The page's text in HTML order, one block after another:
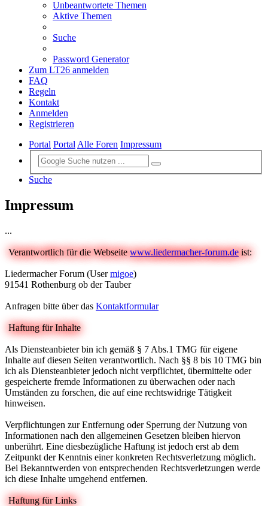
Unbeantwortete Themen
Aktive Themen
Suche
Password Generator
Zum LT26 anmelden
FAQ
Regeln
Kontakt
Anmelden
Registrieren
Portal PortalAlle Foren Impressum
Suche
Impressum
...
Verantwortlich für die Webseitewww.liedermacher-forum.deist:
Liedermacher Forum (Usermigoe)
91541 Rothenburg ob der Tauber
Anfragen bitte über das Kontaktformular
Haftung für Inhalte
Als Diensteanbieter bin ich gemäß § 7 Abs.1 TMG für eigene
Inhalte auf diesen Seiten verantwortlich. Nach §§ 8 bis 10 TMG bin
ich als Diensteanbieter jedoch nicht verpflichtet, übermittelte oder
gespeicherte fremde Informationen zu überwachen oder nach
Umständen zu forschen, die auf eine rechtswidrige Tätigkeit
hinweisen.
Verpflichtungen zur Entfernung oder Sperrung der Nutzung von
Informationen nach den allgemeinen Gesetzen bleiben hiervon
unberührt. Eine diesbezügliche Haftung ist jedoch erst ab dem
Zeitpunkt der Kenntnis einer konkreten Rechtsverletzung möglich.
Bei Bekanntwerden von entsprechenden Rechtsverletzungen werde
ich diese Inhalte umgehend entfernen.
Haftung für Links